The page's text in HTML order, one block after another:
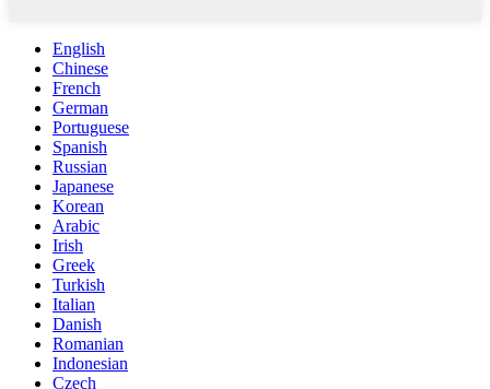
English
Chinese
French
German
Portuguese
Spanish
Russian
Japanese
Korean
Arabic
Irish
Greek
Turkish
Italian
Danish
Romanian
Indonesian
Czech